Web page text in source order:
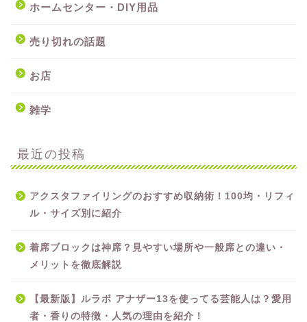
ホームセンター・DIY用品
売り切れの話題
お店
雑学
最近の投稿
アクスタファイリングのおすすめ収納術！100均・リフィ
ル・サイズ別に紹介
着席ブロックは神席？見やすい場所や一般席との違い・
メリットを徹底解説
【最新版】ルラボ アナザー13を使ってる芸能人は？愛用
者・香りの特徴・人気の理由を紹介！